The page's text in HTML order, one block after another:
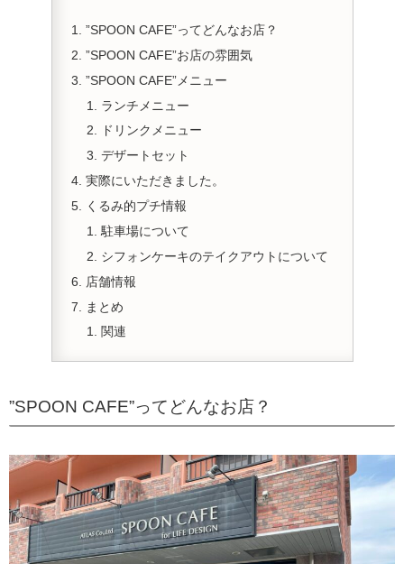
”SPOON CAFE”ってどんなお店？
”SPOON CAFE”お店の雰囲気
”SPOON CAFE”メニュー
ランチメニュー
ドリンクメニュー
デザートセット
実際にいただきました。
くるみ的プチ情報
駐車場について
シフォンケーキのテイクアウトについて
店舗情報
まとめ
関連
”SPOON CAFE”ってどんなお店？